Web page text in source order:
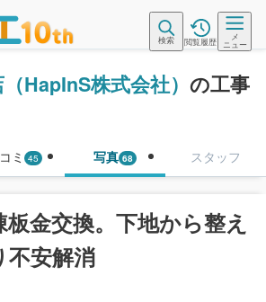
検索 閲覧履歴
メ
ニュー
HapInS株式会社） の工事
ミ 45 写真 68 スタッフ
金交換。下地から整え
不安解消